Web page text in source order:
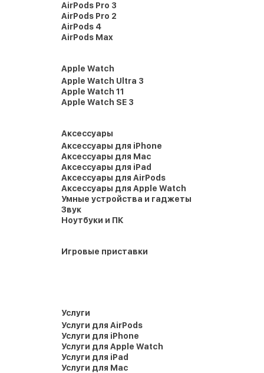
AirPods Pro 3
AirPods Pro 2
AirPods 4
AirPods Max
Apple Watch
Apple Watch Ultra 3
Apple Watch 11
Apple Watch SE 3
Аксессуары
Аксессуары для iPhone
Аксессуары для Mac
Аксессуары для iPad
Аксессуары для AirPods
Аксессуары для Apple Watch
Умные устройства и гаджеты
Звук
Ноутбуки и ПК
Игровые приставки
Услуги
Услуги для AirPods
Услуги для iPhone
Услуги для Apple Watch
Услуги для iPad
Услуги для Mac